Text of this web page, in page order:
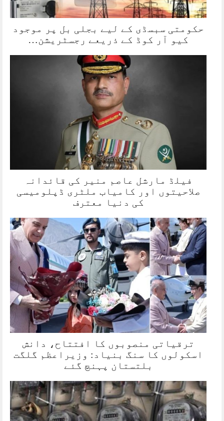
حکومتی سبسڈی کے لیے بجلی بل پر موجود
کیو آر کوڈ کے ذریعے رجسٹریشن…
فیلڈ مارشل عاصم منیر کی قائدانہ
صلاحیتوں اور کامیاب ملٹری ڈپلومیسی
کی دنیا معترف
ترقیاتی منصوبوں کا افتتاح، دانش
اسکولوں کا سنگ بنیاد: وزیراعظم گلگت
بلتستان پہنچ گئے